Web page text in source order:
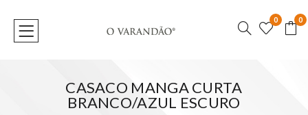
0 0
CASACO MANGA CURTA
BRANCO/AZUL ESCURO